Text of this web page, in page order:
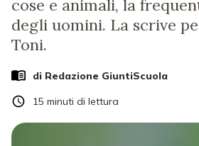
cose e animali, la
degli uomini. La scrive
Toni.
di Redazione GiuntiScuola
15 minuti di lettura